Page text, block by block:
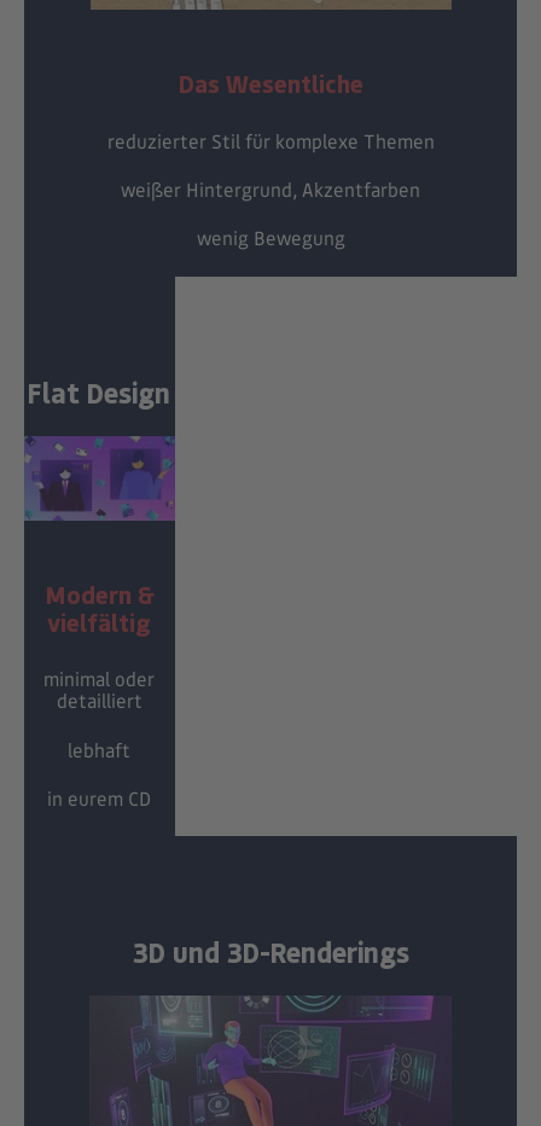
Das Wesentliche
reduzierter Stil für komplexe Themen
weißer Hintergrund, Akzentfarben
wenig Bewegung
Flat Design
Modern &
vielfältig
minimal oder
detailliert
lebhaft
in eurem CD
3D und 3D-Renderings